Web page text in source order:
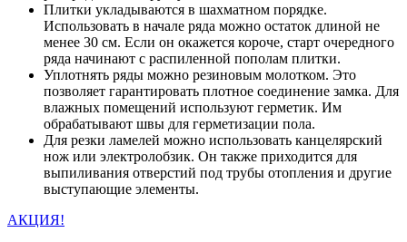
Плитки укладываются в шахматном порядке.
Использовать в начале ряда можно остаток длиной не
менее 30 см. Если он окажется короче, старт очередного
ряда начинают с распиленной пополам плитки.
Уплотнять ряды можно резиновым молотком. Это
позволяет гарантировать плотное соединение замка. Для
влажных помещений используют герметик. Им
обрабатывают швы для герметизации пола.
Для резки ламелей можно использовать канцелярский
нож или электролобзик. Он также приходится для
выпиливания отверстий под трубы отопления и другие
выступающие элементы.
АКЦИЯ!